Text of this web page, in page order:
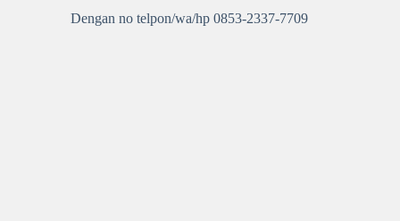
Dengan no telpon/wa/hp 0853-2337-7709